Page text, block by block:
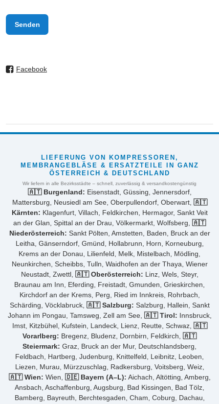
Senden
Facebook
LIEFERUNG VON KOMPRESSOREN,
MEMBRANGEBLÄSE & ERSATZTEILE IN GANZ
ÖSTERREICH & DEUTSCHLAND
Wir liefern in alle Bezirksstädte – schnell, zuverlässig & versandkostengünstig
🇦🇹 Burgenland: Eisenstadt, Güssing, Jennersdorf,
Mattersburg, Neusiedl am See, Oberpullendorf, Oberwart, 🇦🇹
Kärnten: Klagenfurt, Villach, Feldkirchen, Hermagor, Sankt Veit
an der Glan, Spittal an der Drau, Völkermarkt, Wolfsberg, 🇦🇹
Niederösterreich: Sankt Pölten, Amstetten, Baden, Bruck an der
Leitha, Gänserndorf, Gmünd, Hollabrunn, Horn, Korneuburg,
Krems an der Donau, Lilienfeld, Melk, Mistelbach, Mödling,
Neunkirchen, Scheibbs, Tulln, Waidhofen an der Thaya, Wiener
Neustadt, Zwettl, 🇦🇹 Oberösterreich: Linz, Wels, Steyr,
Braunau am Inn, Eferding, Freistadt, Gmunden, Grieskirchen,
Kirchdorf an der Krems, Perg, Ried im Innkreis, Rohrbach,
Schärding, Vöcklabruck, 🇦🇹 Salzburg: Salzburg, Hallein, Sankt
Johann im Pongau, Tamsweg, Zell am See, 🇦🇹 Tirol: Innsbruck,
Imst, Kitzbühel, Kufstein, Landeck, Lienz, Reutte, Schwaz, 🇦🇹
Vorarlberg: Bregenz, Bludenz, Dornbirn, Feldkirch, 🇦🇹
Steiermark: Graz, Bruck an der Mur, Deutschlandsberg,
Feldbach, Hartberg, Judenburg, Knittelfeld, Leibnitz, Leoben,
Liezen, Murau, Mürzzuschlag, Radkersburg, Voitsberg, Weiz,
🇦🇹 Wien: Wien, 🇩🇪 Bayern (A–L): Aichach, Altötting, Amberg,
Ansbach, Aschaffenburg, Augsburg, Bad Kissingen, Bad Tölz,
Bamberg, Bayreuth, Berchtesgaden, Cham, Coburg, Dachau,